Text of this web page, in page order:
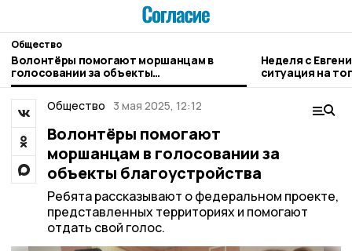
Общество
Волонтёры помогают моршанцам в
голосовании за объекты
благоустройства
Неделя с
ситуация на
городе и
Общество
3 мая 2025, 12:12
Волонтёры помогают
моршанцам в голосовании за
объекты благоустройства
Ребята рассказывают о федеральном проекте,
представленных территориях и помогают
отдать свой голос.